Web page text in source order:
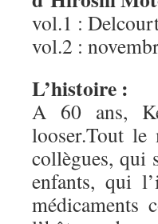
vol.1 :
vol.2 :
L’histoire :
A 60 ans,
looser.Tout
collègues, qui
enfants, qui
médicaments